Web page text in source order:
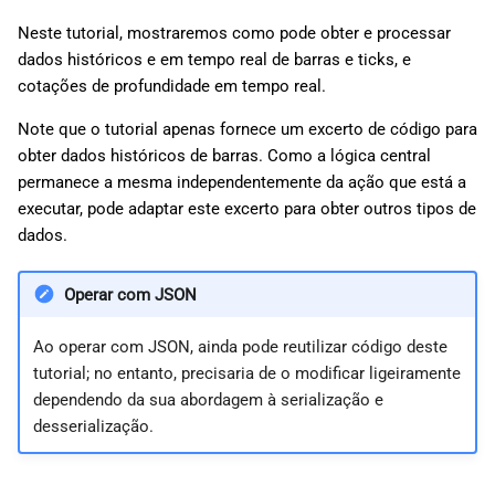
s
q
u
i
s
a
Neste tutorial, mostraremos como pode obter e processar
dados históricos e em tempo real de barras e ticks, e
cotações de profundidade em tempo real.
Note que o tutorial apenas fornece um excerto de código para
obter dados históricos de barras. Como a lógica central
permanece a mesma independentemente da ação que está a
executar, pode adaptar este excerto para obter outros tipos de
dados.
Operar com JSON
Ao operar com JSON, ainda pode reutilizar código deste
tutorial; no entanto, precisaria de o modificar ligeiramente
dependendo da sua abordagem à serialização e
desserialização.